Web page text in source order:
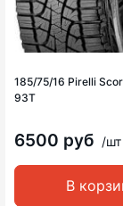
185/75/16 Pirelli
93T
6500 руб /шт
В